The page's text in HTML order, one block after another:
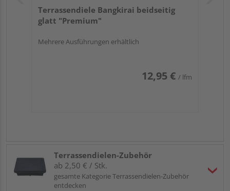
Terrassendiele Bangkirai beidseitig
glatt "Premium"
Mehrere Ausführungen erhältlich
12,95 € / lfm
Terrassendielen-Zubehör
ab 2,50 € / Stk.
gesamte Kategorie Terrassendielen-Zubehör
entdecken